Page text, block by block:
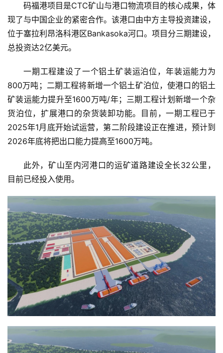
码福港项目是CTC矿山与港口物流项目的核心成果，体
现了与中国企业的紧密合作。该港口由中方主导投资建设，
位于塞拉利昂洛科港区Bankasoka河口。项目分三期建设，
总投资达2亿美元。
一期工程建设了一个铝土矿装运泊位，年装运能力为
800万吨；二期工程将新增一个铝土矿泊位，使港口的铝土
矿装运能力提升至1600万吨/年；三期工程计划新增一个杂
货泊位，扩展港口的杂货装卸功能。目前，一期工程已于
2025年1月底开始试运营，第二阶段建设正在推进，预计到
2026年底将把出口能力提高至1600万吨。
此外，矿山至内河港口的运矿道路建设全长32公里，
目前已经投入使用。